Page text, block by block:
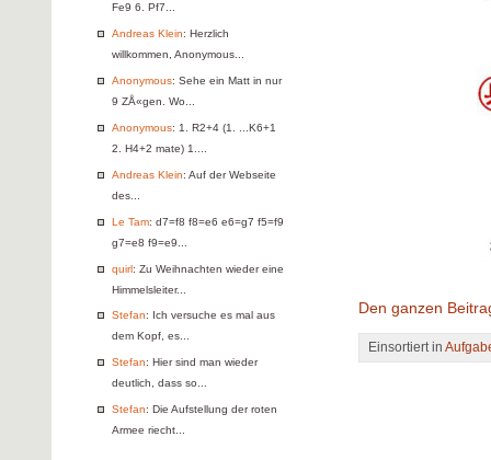
Fe9 6. Pf7...
Andreas Klein: Herzlich
willkommen, Anonymous...
Anonymous: Sehe ein Matt in nur
9 ZÅ«gen. Wo...
Anonymous: 1. R2+4 (1. ...K6+1
2. H4+2 mate) 1....
Andreas Klein: Auf der Webseite
des...
Le Tam: d7=f8 f8=e6 e6=g7 f5=f9
g7=e8 f9=e9...
quirl: Zu Weihnachten wieder eine
Himmelsleiter...
Stefan: Ich versuche es mal aus
dem Kopf, es...
Stefan: Hier sind man wieder
deutlich, dass so...
Stefan: Die Aufstellung der roten
Armee riecht...
Den ganzen
Einsortiert in